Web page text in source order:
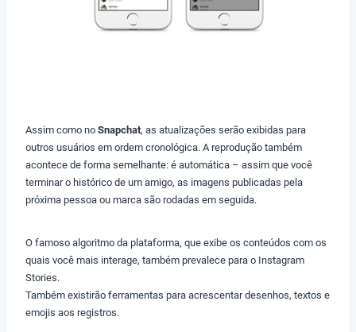
Assim como no Snapchat, as atualizações serão exibidas para
outros usuários em ordem cronológica. A reprodução também
acontece de forma semelhante: é automática – assim que você
terminar o histórico de um amigo, as imagens publicadas pela
próxima pessoa ou marca são rodadas em seguida.
O famoso algoritmo da plataforma, que exibe os conteúdos com os
quais você mais interage, também prevalece para o Instagram
Stories.
Também existirão ferramentas para acrescentar desenhos, textos e
emojis aos registros.